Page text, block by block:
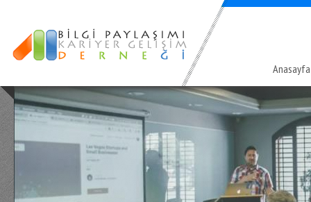
Anasayfa